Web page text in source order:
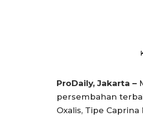
ProDaily, Jakarta –
persembahan
Oxalis, Tipe